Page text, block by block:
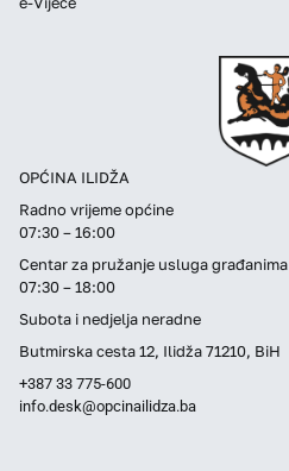
OPĆINA ILIDŽA
Radno vrijeme općine
07:30 – 16:00
Centar za pružanje usluga građanima
07:30 – 18:00
Subota i nedjelja neradne
Butmirska cesta 12, Ilidža 71210, BiH
+387 33 775-600
info.desk@opcinailidza.ba